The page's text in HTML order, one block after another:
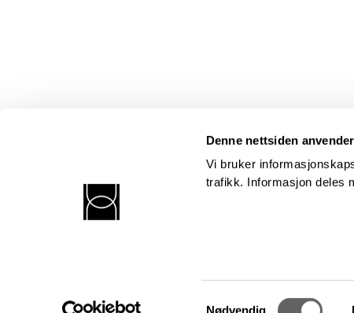
Denne nettsiden
Vi bruker
trafikk. Informasjon deles
Samtykkevalg
Norsk kritikerlag
Postadresse: Postboks 352 Sentrum, 0101 Oslo
Besøksadresse: Kronprinsens gt. 17, 6. etasje, 0251 Oslo
© Kritikerlaget. Design og kode:Anyone.